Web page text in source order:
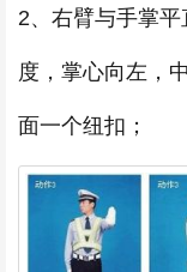
2、右臂与手掌
度，掌心向左，
面一个纽扣；